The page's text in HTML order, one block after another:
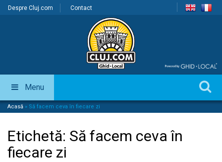
Despre Cluj.com Contact
Menu
Acasă » Să facem ceva în fiecare zi
Etichetă: Să facem ceva în
fiecare zi